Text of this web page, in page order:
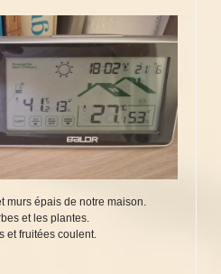
murs épais de notre maison.
et les plantes.
et fruitées coulent.